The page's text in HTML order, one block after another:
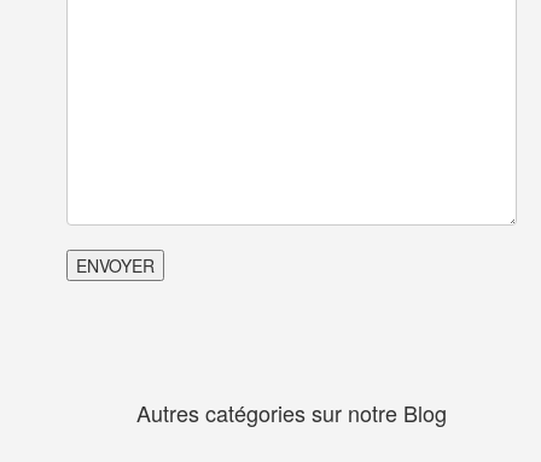
Autres catégories sur notre Blog